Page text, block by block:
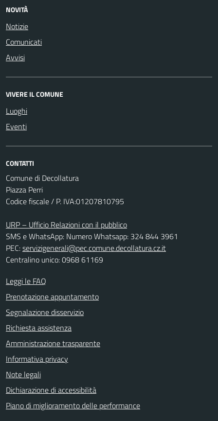
NOVITÀ
Notizie
Comunicati
Avvisi
VIVERE IL COMUNE
Luoghi
Eventi
CONTATTI
Comune di Decollatura
Piazza Perri
Codice fiscale / P. IVA:01207810795
URP – Ufficio Relazioni con il pubblico
SMS e WhatsApp: Numero Whatsapp: 324 844 3961
PEC:servizigenerali@pec.comune.decollatura.cz.it
Centralino unico: 0968 61169
Leggi le FAQ
Prenotazione appuntamento
Segnalazione disservizio
Richiesta assistenza
Amministrazione trasparente
Informativa privacy
Note legali
Dichiarazione di accessibilità
Piano di miglioramento delle performance